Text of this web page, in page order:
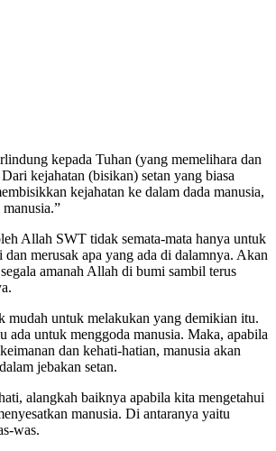
kepada Tuhan (yang memelihara dan
kejahatan (bisikan) setan yang biasa
kejahatan ke dalam dada manusia,
Allah SWT tidak semata-mata hanya untuk
merusak apa yang ada di dalamnya. Akan
amanah Allah di bumi sambil terus
mudah untuk melakukan yang demikian itu.
ada untuk menggoda manusia. Maka, apabila
dan kehati-hatian, manusia akan
jebakan setan.
alangkah baiknya apabila kita mengetahui
manusia. Di antaranya yaitu
was.